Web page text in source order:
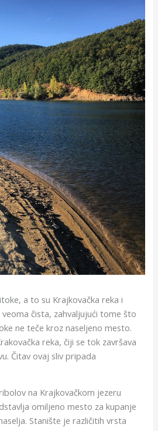
a to su Krajkovačka reka i
čista, zahvaljujući tome što
ne teče kroz naseljeno mesto.
reka, čiji se tok završava
Čitav ovaj sliv pripada
na Krajkovačkom jezeru
omiljeno mesto za kupanje
Stanište je različitih vrsta